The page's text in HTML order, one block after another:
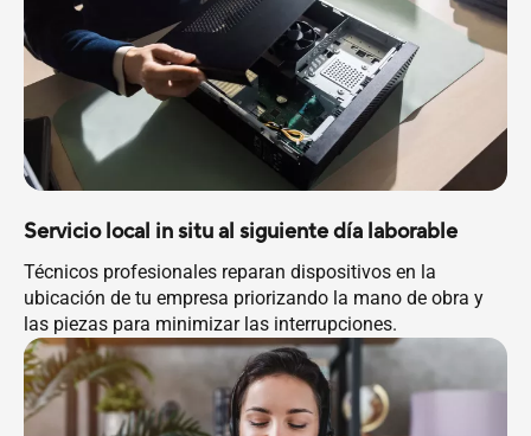
Servicio local in situ al siguiente día laborable
Técnicos profesionales reparan dispositivos en la
ubicación de tu empresa priorizando la mano de obra y
las piezas para minimizar las interrupciones.